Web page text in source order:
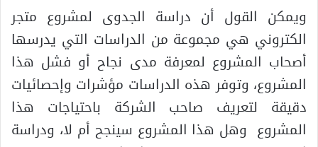
ويمكن القول أن دراسة الجدوى لمشروع متجر
الكتروني هي مجموعة من الدراسات التي يدرسها
أصحاب المشروع لمعرفة مدى نجاح أو فشل هذا
المشروع، وتوفر هذه الدراسات مؤشرات وإحصائيات
دقيقة لتعريف صاحب الشركة باحتياجات هذا
المشروع وهل هذا المشروع سينجح أم لا، ودراسة